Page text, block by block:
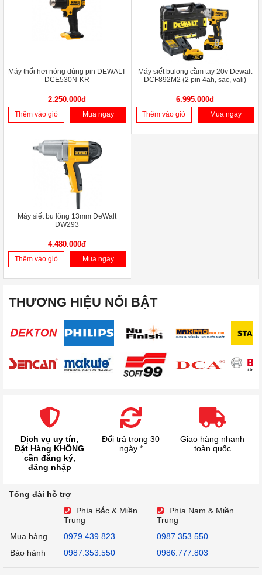
Máy thổi hơi nóng dùng pin DEWALT
DCE530N-KR
2.250.000đ
Thêm vào giỏ Mua ngay
Máy siết bulong cầm tay 20v Dewalt
DCF892M2 (2 pin 4ah, sạc, vali)
6.995.000đ
Thêm vào giỏ Mua ngay
Máy siết bu lông 13mm DeWalt
DW293
4.480.000đ
Thêm vào giỏ Mua ngay
THƯƠNG HIỆU NỔI BẬT
Dịch vụ uy tín,
Đặt Hàng KHÔNG
cần đăng ký,
đăng nhập
Đổi trả trong 30
ngày *
Giao hàng nhanh
toàn quốc
Tổng đài hỗ trợ
Phía Bắc & Miền
Trung
Phía Nam & Miền
Trung
Mua hàng
0979.439.823
0987.353.550
Bảo hành
0987.353.550 0986.777.803